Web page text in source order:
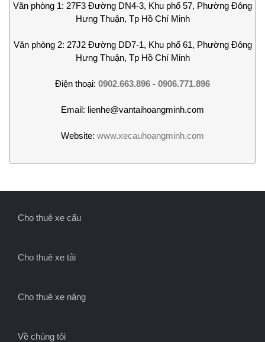
Văn phòng 1: 27F3 Đường DN4-3, Khu phố 57, Phường Đông
Hưng Thuận, Tp Hồ Chí Minh
Văn phòng 2: 27J2 Đường DD7-1, Khu phố 61, Phường Đông
Hưng Thuận, Tp Hồ Chí Minh
Điện thoại: 0902.663.896 - 0906.771.896
Email: lienhe@vantaihoangminh.com
Website: www.xecauhoangminh.com
Cho thuê xe cẩu
Cho thuê xe tải
Cho thuê xe nâng
Về chúng tôi